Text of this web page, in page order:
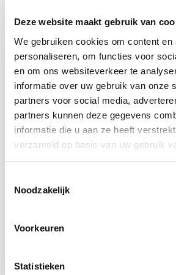
Deze website maakt gebruik van
We gebruiken cookies om content en
personaliseren, om functies voor
en om ons websiteverkeer te
informatie over uw gebruik van onze
partners voor social media,
partners kunnen deze gegevens
informatie die u aan ze heeft
verzameld op basis van uw gebruik
Noodzakelijk
Voorkeuren
Statistieken
Recent bekeken
Op voorraad
lichtgevend